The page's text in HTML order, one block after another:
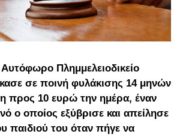
Πλημμελειοδικείο
σε ποινή φυλάκισης 14 μηνών
προς 10 ευρώ την ημέρα, έναν
ο οποίος εξύβρισε και απείλησε
παιδιού του όταν πήγε να